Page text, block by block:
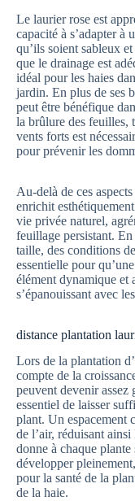
Le laurier rose est
capacité à s’adapter à
qu’ils soient sableux
que le drainage est
idéal pour les haies
jardin. En plus de ses
peut être bénéfique
la brûlure des feuilles,
vents forts est
pour prévenir les
Au-delà de ces
enrichit
vie privée naturel,
feuillage persistant.
taille, des conditions
essentielle pour
élément dynamique et
s’épanouissant avec
distance plantation
Lors de la plantation
compte de la
peuvent devenir assez
essentiel de laisser
plant. Un espacement
de l’air, réduisant
donne à chaque
développer
pour la santé de la
de la haie.